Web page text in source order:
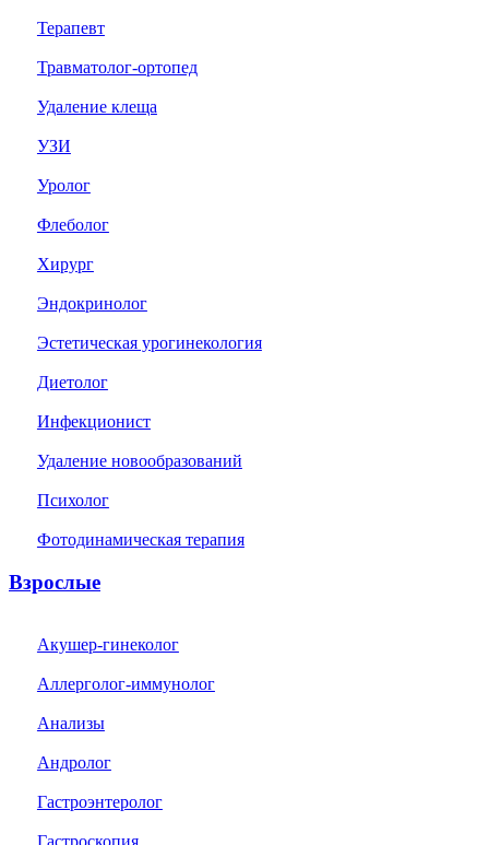
Терапевт
Травматолог-ортопед
Удаление клеща
УЗИ
Уролог
Флеболог
Хирург
Эндокринолог
Эстетическая урогинекология
Диетолог
Инфекционист
Удаление новообразований
Психолог
Фотодинамическая терапия
Взрослые
Акушер-гинеколог
Аллерголог-иммунолог
Анализы
Андролог
Гастроэнтеролог
Гастроскопия